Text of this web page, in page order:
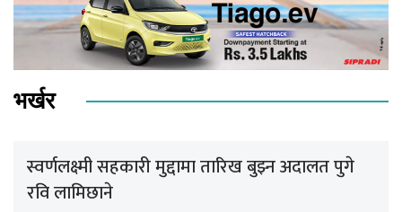
भर्खर
स्वर्णलक्ष्मी सहकारी मुद्दामा तारिख बुझ्न अदालत पुगे
रवि लामिछाने